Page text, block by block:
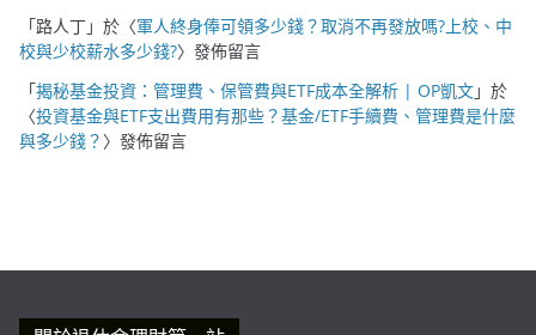
「路人丁」於〈軍人終身俸可領多少錢？取消不再發放嗎?上校、中
校與少校薪水多少錢?〉發佈留言
「揭秘基金投資：管理費、保管費與ETF成本全解析 | OP凱文」於
〈投資基金與ETF支出費用有那些？基金/ETF手續費、管理費是什麼
與多少錢？ 〉發佈留言